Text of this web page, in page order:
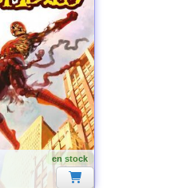
en stock